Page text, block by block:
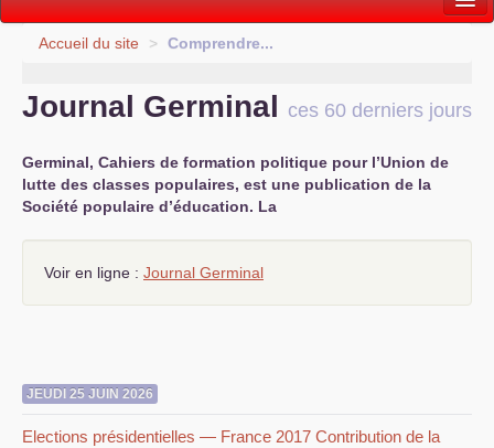
Vie politique
S’organiser
Comprendre...
Accueil du site > Comprendre...
Journal Germinal ces 60 derniers jours
Germinal, Cahiers de formation politique pour l’Union de
lutte des classes populaires, est une publication de la
Société populaire d’éducation. La
Voir en ligne : Journal Germinal
JEUDI 25 JUIN 2026
Elections présidentielles — France 2017 Contribution de la